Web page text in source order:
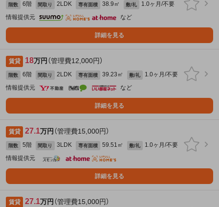
階数 6階 間取り 2LDK 専有面積 38.9㎡ 敷/礼
1.0ヶ月/不要
情報提供元
など
詳細を見る
賃貸 18万円 （管理費12,000円）
階数 6階 間取り 2LDK 専有面積 39.23㎡ 敷/礼
1.0ヶ月/不要
情報提供元
など
詳細を見る
賃貸 27.1万円 （管理費15,000円）
階数 5階 間取り 3LDK 専有面積 59.51㎡ 敷/礼
1.0ヶ月/不要
情報提供元
詳細を見る
賃貸 27.1万円 （管理費15,000円）